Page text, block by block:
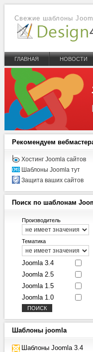
Свежие шаблоны
ГЛАВНАЯ НОВОСТИ
Рекомендуем
Хостинг Joomla сайтов
Шаблоны Joomla тут
Защита ваших сайтов
Поиск по шаблонам
Производитель
Тематика
Joomla 3.4
Joomla 2.5
Joomla 1.5
Joomla 1.0
Шаблоны joomla
Шаблоны Joomla 3.4